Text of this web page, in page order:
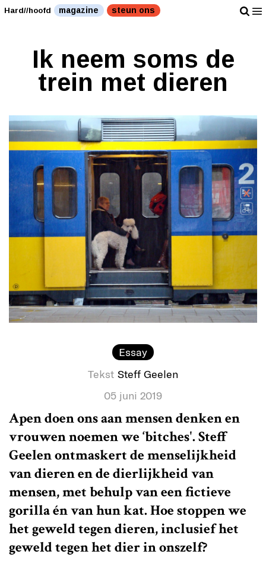
Hard//hoofd magazine steun ons
Ik neem soms de
trein met dieren
Essay
Tekst Steff Geelen
05 juni 2019
Apen doen ons aan mensen denken en
vrouwen noemen we ‘bitches'. Steff
Geelen ontmaskert de menselijkheid
van dieren en de dierlijkheid van
mensen, met behulp van een fictieve
gorilla én van hun kat. Hoe stoppen we
het geweld tegen dieren, inclusief het
geweld tegen het dier in onszelf?